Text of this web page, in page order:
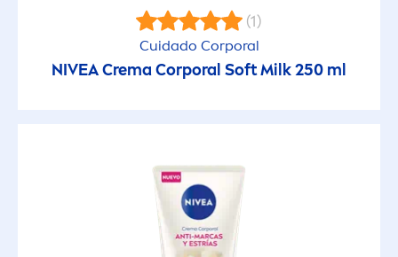
(1)
Cuidado Corporal
NIVEACrema Corporal Soft Milk 250 ml